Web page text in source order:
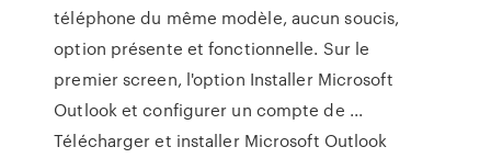
téléphone du même modèle, aucun soucis,
option présente et fonctionnelle. Sur le
premier screen, l'option Installer Microsoft
Outlook et configurer un compte de ...
Télécharger et installer Microsoft Outlook